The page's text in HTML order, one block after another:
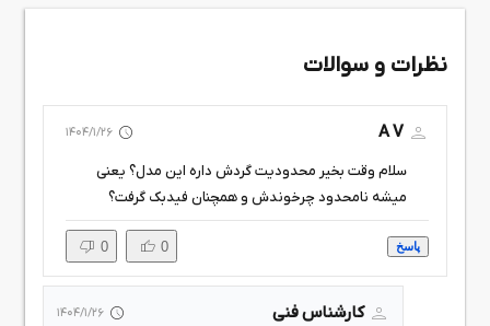
نظرات و سوالات
A V
1404/1/26
سلام وقت بخیر محدودیت گردش داره این مدل؟ یعنی
میشه نامحدود چرخوندش و همچنان فیدبک گرفت؟
پاسخ 0
0
کارشناس فنی 1404/1/26